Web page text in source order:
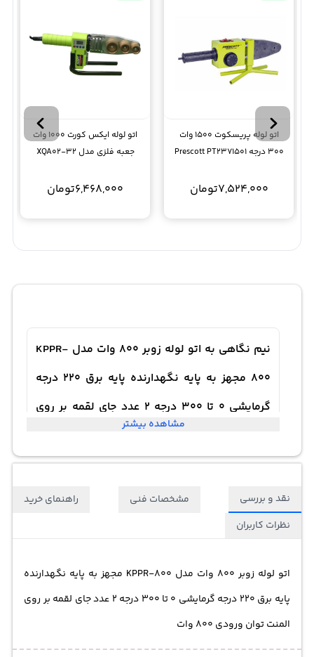
اتو لوله پریسکوت 1500 وات
300 درجه Prescott PT2371501
7,524,000تومان
اتو لوله ایکس کورت 1000 وات
جعبه فلزی مدل XQA02-32
6,468,000تومان
نیم نگاهی به اتو لوله زوبر 800 وات مدل KPPR-
800 مجهز به پایه نگهدارنده پایه برق 220 درجه
گرمایشی 0 تا 300 درجه 2 عدد جای لقمه بر روی
مشاهده بیشتر
نقد و بررسی مشخصات فنی
راهنمای خرید
نظرات کاربران
اتو لوله زوبر 800 وات مدل KPPR-800 مجهز به پایه نگهدارنده
پایه برق 220 درجه گرمایشی 0 تا 300 درجه 2 عدد جای لقمه بر روی
المنت توان ورودی 800 وات